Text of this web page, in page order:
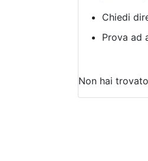
Chiedi
Prova ad
Non hai